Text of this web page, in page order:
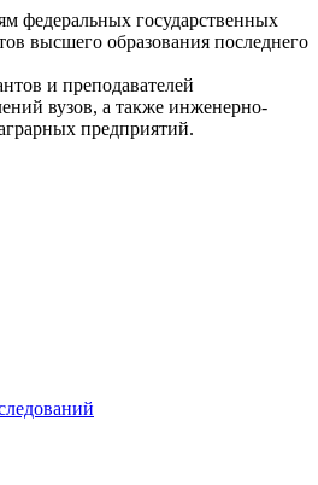
федеральных государственных
высшего образования последнего
и преподавателей
вузов, а также инженерно-
предприятий.